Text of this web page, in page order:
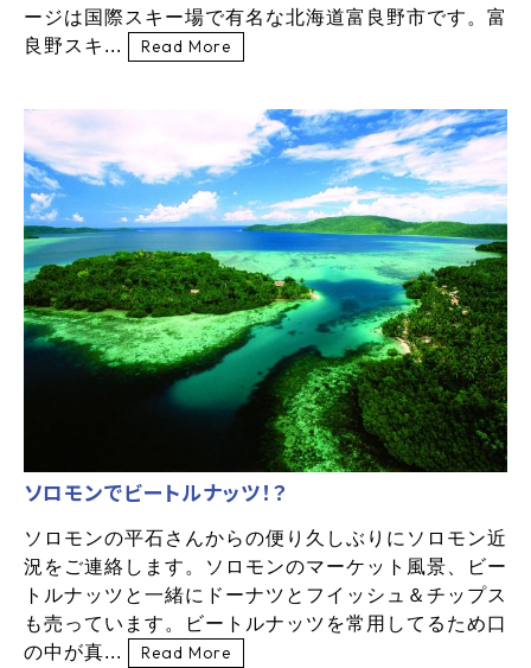
ージは国際スキー場で有名な北海道富良野市です。富
良野スキ...
Read More
ソロモンでビートルナッツ！？
ソロモンの平石さんからの便り久しぶりにソロモン近
況をご連絡します。ソロモンのマーケット風景、ビー
トルナッツと一緒にドーナツとフイッシュ＆チップス
も売っています。ビートルナッツを常用してるため口
の中が真...
Read More